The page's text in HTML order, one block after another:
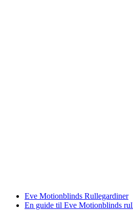
Eve Motionblinds Rullegardiner
En guide til Eve Motionblinds